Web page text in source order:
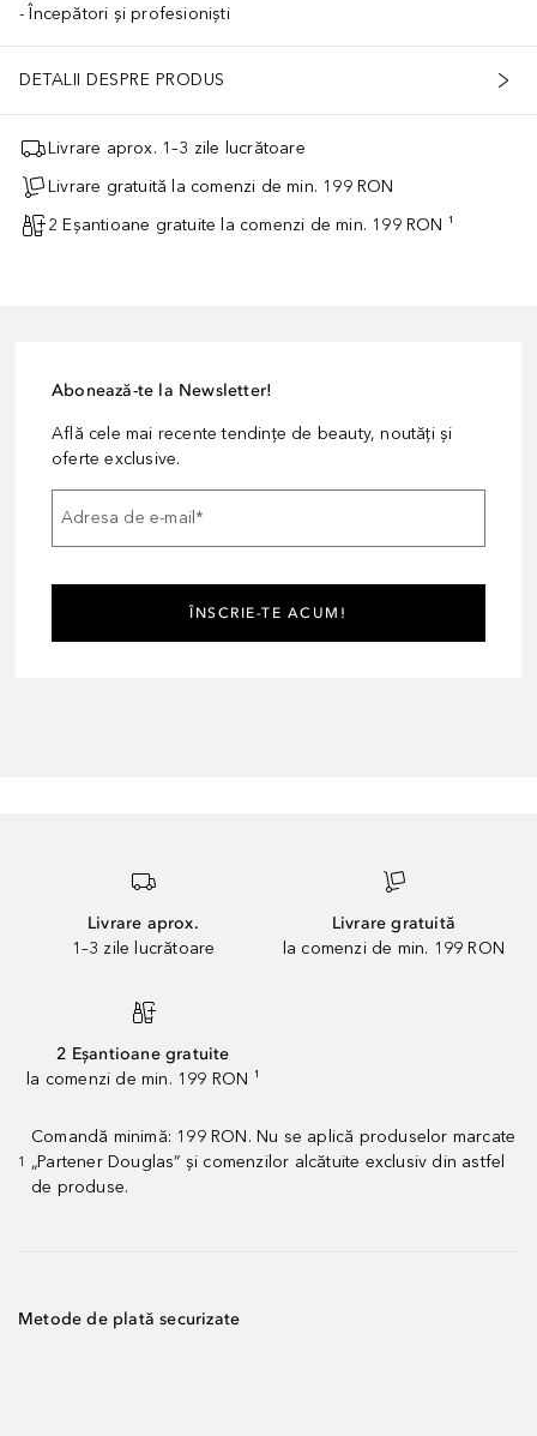
Începători și profesioniști
DETALII DESPRE PRODUS
Livrare aprox. 1–3 zile lucrătoare
Livrare gratuită la comenzi de min. 199 RON
2 Eșantioane gratuite la comenzi de min. 199 RON ¹
Abonează-te la Newsletter!
Află cele mai recente tendințe de beauty, noutăți și
oferte exclusive.
Adresa de e-mail*
ÎNSCRIE-TE ACUM!
Livrare aprox.
1–3 zile lucrătoare
Livrare gratuită
la comenzi de min. 199 RON
2 Eșantioane gratuite
la comenzi de min. 199 RON ¹
1
Comandă minimă: 199 RON. Nu se aplică produselor marcate
„Partener Douglas” și comenzilor alcătuite exclusiv din astfel
de produse.
Metode de plată securizate